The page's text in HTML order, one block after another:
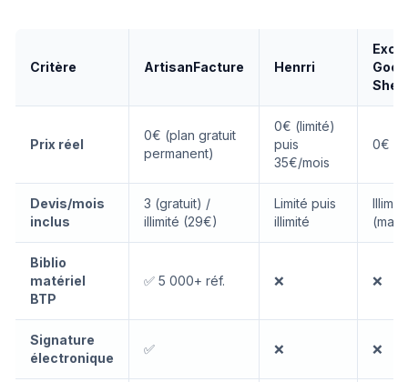
Critère ArtisanFacture Henrri
Prix réel
0€ (plan gratuit
permanent)
0€ (limité)
puis
35€/mois
0€
Devis/mois
inclus
3 (gratuit) /
illimité (29€)
Limité puis
illimité
Illimité
Biblio
matériel
BTP
✅ 5 000+ réf. ❌ ❌
Signature
électronique
✅ ❌ ❌